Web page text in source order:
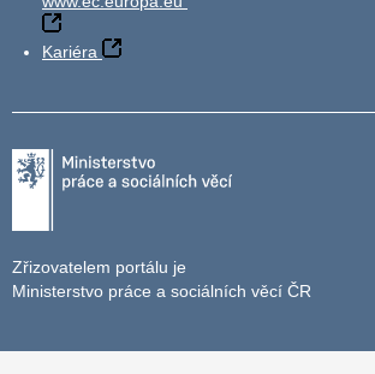
Kariéra
Zřizovatelem portálu je
Ministerstvo práce a sociálních věcí ČR